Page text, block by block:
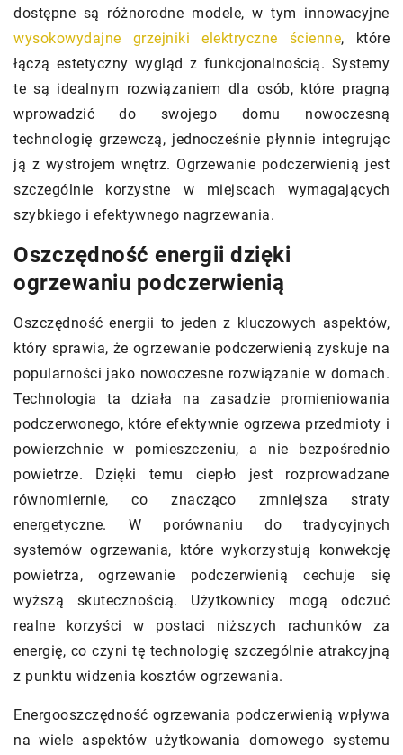
dostępne są różnorodne modele, w tym innowacyjne
wysokowydajne grzejniki elektryczne ścienne, które
łączą estetyczny wygląd z funkcjonalnością. Systemy
te są idealnym rozwiązaniem dla osób, które pragną
wprowadzić do swojego domu nowoczesną
technologię grzewczą, jednocześnie płynnie integrując
ją z wystrojem wnętrz. Ogrzewanie podczerwienią jest
szczególnie korzystne w miejscach wymagających
szybkiego i efektywnego nagrzewania.
Oszczędność energii dzięki
ogrzewaniu podczerwienią
Oszczędność energii to jeden z kluczowych aspektów,
który sprawia, że ogrzewanie podczerwienią zyskuje na
popularności jako nowoczesne rozwiązanie w domach.
Technologia ta działa na zasadzie promieniowania
podczerwonego, które efektywnie ogrzewa przedmioty i
powierzchnie w pomieszczeniu, a nie bezpośrednio
powietrze. Dzięki temu ciepło jest rozprowadzane
równomiernie, co znacząco zmniejsza straty
energetyczne. W porównaniu do tradycyjnych
systemów ogrzewania, które wykorzystują konwekcję
powietrza, ogrzewanie podczerwienią cechuje się
wyższą skutecznością. Użytkownicy mogą odczuć
realne korzyści w postaci niższych rachunków za
energię, co czyni tę technologię szczególnie atrakcyjną
z punktu widzenia kosztów ogrzewania.
Energooszczędność ogrzewania podczerwienią wpływa
na wiele aspektów użytkowania domowego systemu